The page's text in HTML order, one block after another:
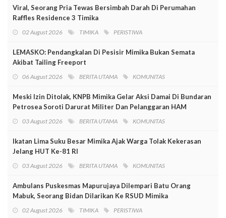
Viral, Seorang Pria Tewas Bersimbah Darah Di Perumahan
Raffles Residence 3 Timika
02 August 2026 TIMIKA PERISTIWA
LEMASKO: Pendangkalan Di Pesisir Mimika Bukan Semata
Akibat Tailing Freeport
06 August 2026 BERITA UTAMA KOMUNITAS
Meski Izin Ditolak, KNPB Mimika Gelar Aksi Damai Di Bundaran
Petrosea Soroti Darurat Militer Dan Pelanggaran HAM
03 August 2026 BERITA UTAMA KOMUNITAS
Ikatan Lima Suku Besar Mimika Ajak Warga Tolak Kekerasan
Jelang HUT Ke-81 RI
03 August 2026 BERITA UTAMA KOMUNITAS
Ambulans Puskesmas Mapurujaya Dilempari Batu Orang
Mabuk, Seorang Bidan Dilarikan Ke RSUD Mimika
02 August 2026 TIMIKA PERISTIWA